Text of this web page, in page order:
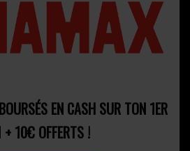
EN CASH SUR TON 1ER
+ 10€ OFFERTS !